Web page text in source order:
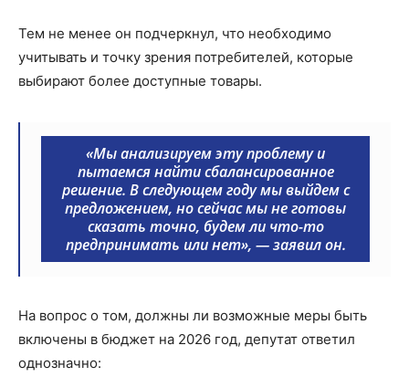
Тем не менее он подчеркнул, что необходимо
учитывать и точку зрения потребителей, которые
выбирают более доступные товары.
«Мы анализируем эту проблему и
пытаемся найти сбалансированное
решение. В следующем году мы выйдем с
предложением, но сейчас мы не готовы
сказать точно, будем ли что-то
предпринимать или нет», — заявил он.
На вопрос о том, должны ли возможные меры быть
включены в бюджет на 2026 год, депутат ответил
однозначно: